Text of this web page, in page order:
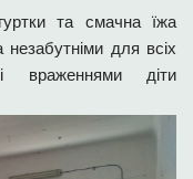
та смачна їжа
для всіх
враженнями діти